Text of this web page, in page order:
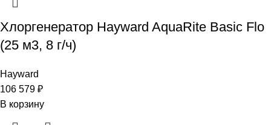
Хлоргенератор Hayward AquaRite Basic Flo
(25 м3, 8 г/ч)
Hayward
106 579 ₽
В корзину